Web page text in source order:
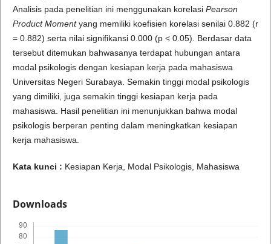
Analisis pada penelitian ini menggunakan korelasi Pearson
Product Momentyang memiliki koefisien korelasi senilai 0.882 (r
= 0.882) serta nilai signifikansi 0.000 (p < 0.05). Berdasar data
tersebut ditemukan bahwasanya terdapat hubungan antara
modal psikologis dengan kesiapan kerja pada mahasiswa
Universitas Negeri Surabaya. Semakin tinggi modal psikologis
yang dimiliki, juga semakin tinggi kesiapan kerja pada
mahasiswa. Hasil penelitian ini menunjukkan bahwa modal
psikologis berperan penting dalam meningkatkan kesiapan
kerja mahasiswa.
Kata kunci : Kesiapan Kerja, Modal Psikologis, Mahasiswa
Downloads